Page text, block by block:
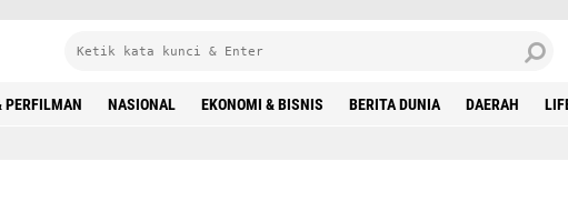
PERFILMAN NASIONAL EKONOMI & BISNIS BERITA DUNIA DAERAH